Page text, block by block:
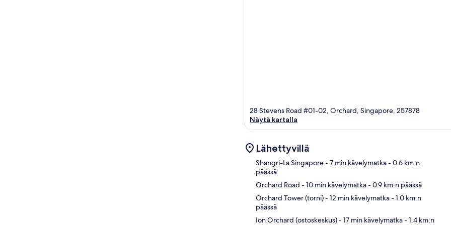
28 Stevens Road #01-02, Orchard, Singapore, 257878
Näytä kartalla
Lähettyvillä
Shangri-La Singapore- 7 min kävelymatka- 0.6 km:n
päässä
Orchard Road - 10 min kävelymatka- 0.9 km:n päässä
Orchard Tower (torni)- 12 min kävelymatka- 1.0 km:n
päässä
Ion Orchard (ostoskeskus)- 17 min kävelymatka- 1.4 km:n